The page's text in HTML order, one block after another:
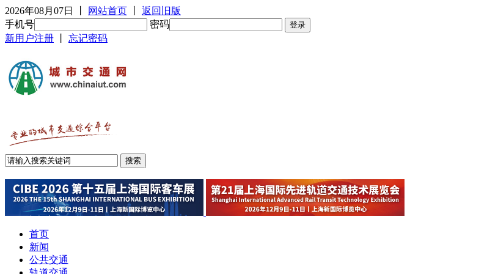
2026年08月07日 网站首页
返回旧版
手机号
密码
新用户注册
忘记密码
首页
新闻
公共交通